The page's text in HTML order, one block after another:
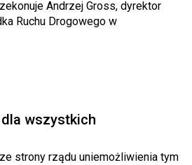
Andrzej Gross, dyrektor
Ruchu Drogowego w
dla wszystkich
strony rządu uniemożliwienia tym